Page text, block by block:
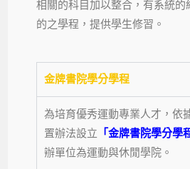
相關的科目加以整合，有系統的
的之學程，提供學生修習。
金牌書院學分學程
為培育優秀運動專業人才，依
置辦法設立 「金牌書院學分學
辦單位為運動與休閒學院。